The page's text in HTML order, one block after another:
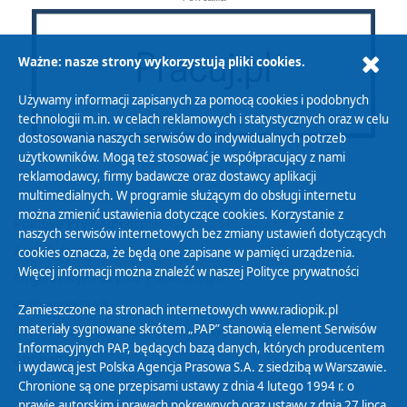
Polityka Prywatności
Zasady korzystania z Serwisu
Organizacje Pożytku Publicznego
Cyfryzacja DAB+
Polityka ochrony danych osobowych
Abonament
Zamówienia publiczne
Ważne: nasze strony wykorzystują pliki cookies.
Używamy informacji zapisanych za pomocą cookies i podobnych
technologii m.in. w celach reklamowych i statystycznych oraz w celu
dostosowania naszych serwisów do indywidualnych potrzeb
użytkowników. Mogą też stosować je współpracujący z nami
reklamodawcy, firmy badawcze oraz dostawcy aplikacji
multimedialnych. W programie służącym do obsługi internetu
można zmienić ustawienia dotyczące cookies. Korzystanie z
naszych serwisów internetowych bez zmiany ustawień dotyczących
cookies oznacza, że będą one zapisane w pamięci urządzenia.
Więcej informacji można znaleźć w naszej Polityce prywatności
Zamieszczone na stronach internetowych www.radiopik.pl
materiały sygnowane skrótem „PAP” stanowią element Serwisów
Informacyjnych PAP, będących bazą danych, których producentem
i wydawcą jest Polska Agencja Prasowa S.A. z siedzibą w Warszawie.
Chronione są one przepisami ustawy z dnia 4 lutego 1994 r. o